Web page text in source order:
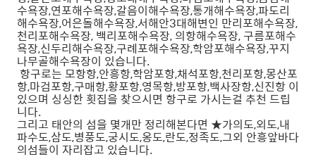
수욕장,연포해수욕장,갈음이해수욕장,통개해수욕장,파도리
해수욕장,어은돌해수욕장,서해안3대해변인 만리포해수욕장,
천리포해수욕장, 백리포해수욕장, 의항해수욕장, 구름포해수
욕장,신두리해수욕장,구례포해수욕장,학암포해수욕장,꾸지
나무골해수욕장이 있습니다.
항구로는 모항항,안흥항,학암포항,채석포항,천리포항,몽산포
항,마검포항,구매항,황포항,영목항,방포항,백사장항,신진항 이
있으며 싱싱한 횟집을 찾으시면 항구로 가시는걸 추천 드립
니다.
그리고 태안의 섬을 몇개만 정리해본다면 ★가의도,외도,내
파수도,삼도,병풍도,궁시도,옹도,란도,정족도,그외 안흥앞바다
의섬들이 자리잡고 있습니다.